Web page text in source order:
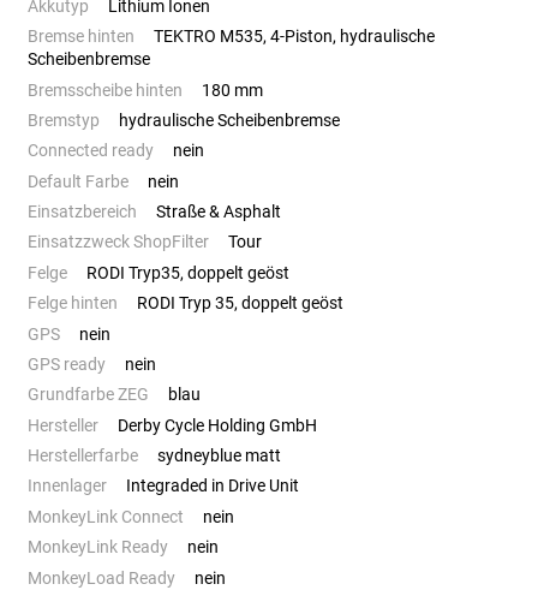
Akkutyp
Lithium Ionen
Bremse hinten
TEKTRO M535, 4-Piston, hydraulische
Scheibenbremse
Bremsscheibe hinten
180 mm
Bremstyp
hydraulische Scheibenbremse
Connected ready
nein
Default Farbe
nein
Einsatzbereich
Straße & Asphalt
Einsatzzweck ShopFilter
Tour
Felge
RODI Tryp35, doppelt geöst
Felge hinten
RODI Tryp 35, doppelt geöst
GPS
nein
GPS ready
nein
Grundfarbe ZEG
blau
Hersteller
Derby Cycle Holding GmbH
Herstellerfarbe
sydneyblue matt
Innenlager
Integraded in Drive Unit
MonkeyLink Connect
nein
MonkeyLink Ready
nein
MonkeyLoad Ready
nein